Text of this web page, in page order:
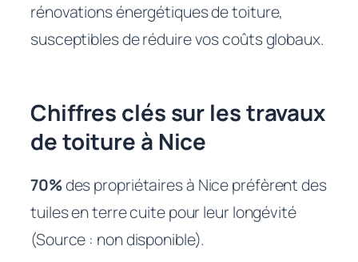
rénovations énergétiques de toiture,
susceptibles de réduire vos coûts globaux.
Chiffres clés sur les travaux
de toiture à Nice
70%des propriétaires à Nice préfèrent des
tuiles en terre cuite pour leur longévité
(Source : non disponible).